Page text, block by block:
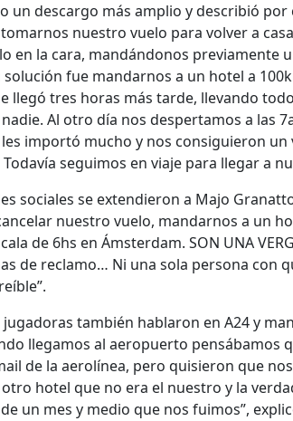
un descargo más amplio y describió por
nuestro vuelo para volver a
en la cara, mandándonos previamente
fue mandarnos a un hotel a
llegó tres horas más tarde, llevando
Al otro día nos despertamos a las
importó mucho y nos consiguieron un
seguimos en viaje para llegar a
sociales se extendieron a Majo
nuestro vuelo, mandarnos a un
de 6hs en Ámsterdam. SON UNA
de reclamo… Ni una sola persona con
también hablaron en A24 y
llegamos al aeropuerto pensábamos
de la aerolínea, pero quisieron que
hotel que no era el nuestro y la
un mes y medio que nos fuimos”,